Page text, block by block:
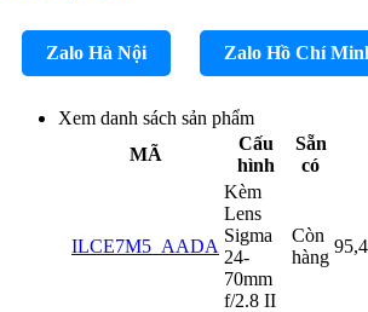
Zalo Hà Nội Zalo Hồ Chí
Xem danh sách sản phẩm
MÃ
Cấu
hình
Sẵn
có
ILCE7M5_AADA
Kèm
Lens
Sigma
24-
70mm
f/2.8 II
Còn
hàng